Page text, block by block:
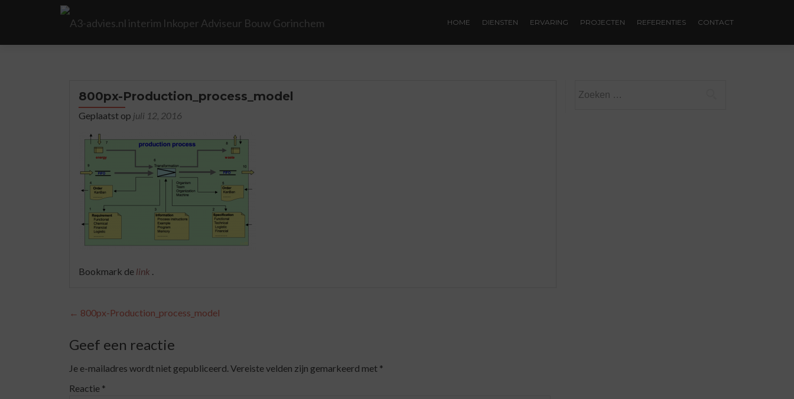
HOME DIENSTEN ERVARING PROJECTEN REFERENTIES CONTACT
800px-Production_process_model
Geplaatst op juli 12, 2016
Bookmark de link .
Berichtnavigatie
← 800px-Production_process_model
Geef een reactie
Je e-mailadres wordt niet gepubliceerd.Vereiste velden zijn gemarkeerd met *
Reactie *
naar: